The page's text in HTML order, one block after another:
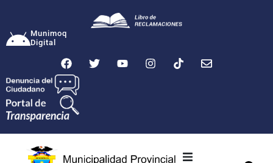
Munimoq
Digital